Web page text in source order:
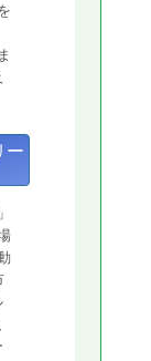
ー